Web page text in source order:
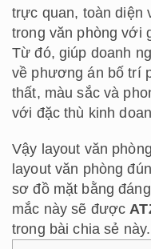
trực quan, toàn diện
trong văn phòng với
Từ đó, giúp doanh
về phương án bố trí
thất, màu sắc và
với đặc thù kinh
Vậy layout văn
layout văn phòng
sơ đồ mặt bằng
mắc này sẽ được
trong bài chia sẻ